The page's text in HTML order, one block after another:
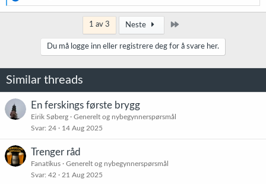
e
a
r
1 av 3 Neste
Du må logge inn eller registrere deg for å svare her.
Similar threads
En ferskings første brygg
Eirik Søberg
Generelt og nybegynnerspørsmål
Svar 24 14 Aug 2025
Trenger råd
Fanatikus
Generelt og nybegynnerspørsmål
Svar 42 21 Aug 2025